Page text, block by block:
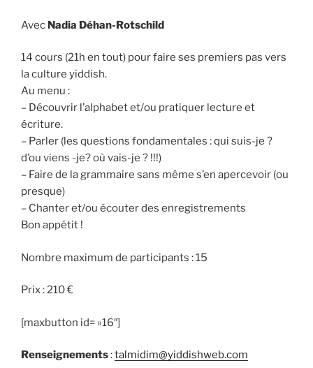
Avec Nadia Déhan-Rotschild
14 cours (21h en tout) pour faire ses premiers pas vers
la culture yiddish.
Au menu :
– Découvrir l’alphabet et/ou pratiquer lecture et
écriture.
– Parler (les questions fondamentales : qui suis-je ?
d’ou viens -je? où vais-je ? !!!)
– Faire de la grammaire sans même s’en apercevoir (ou
presque)
– Chanter et/ou écouter des enregistrements
Bon appétit !
Nombre maximum de participants : 15
Prix : 210 €
[maxbutton id= »16″]
Renseignements:talmidim@yiddishweb.com